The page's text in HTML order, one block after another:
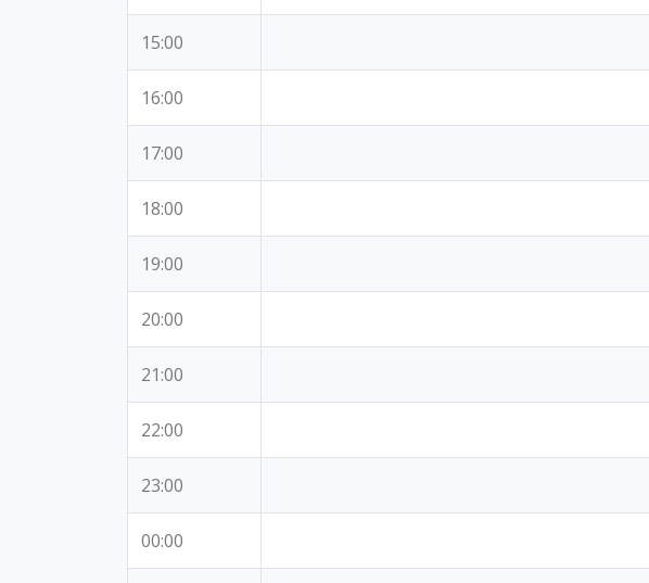
15:00
16:00
17:00
18:00
19:00
20:00
21:00
22:00
23:00
00:00